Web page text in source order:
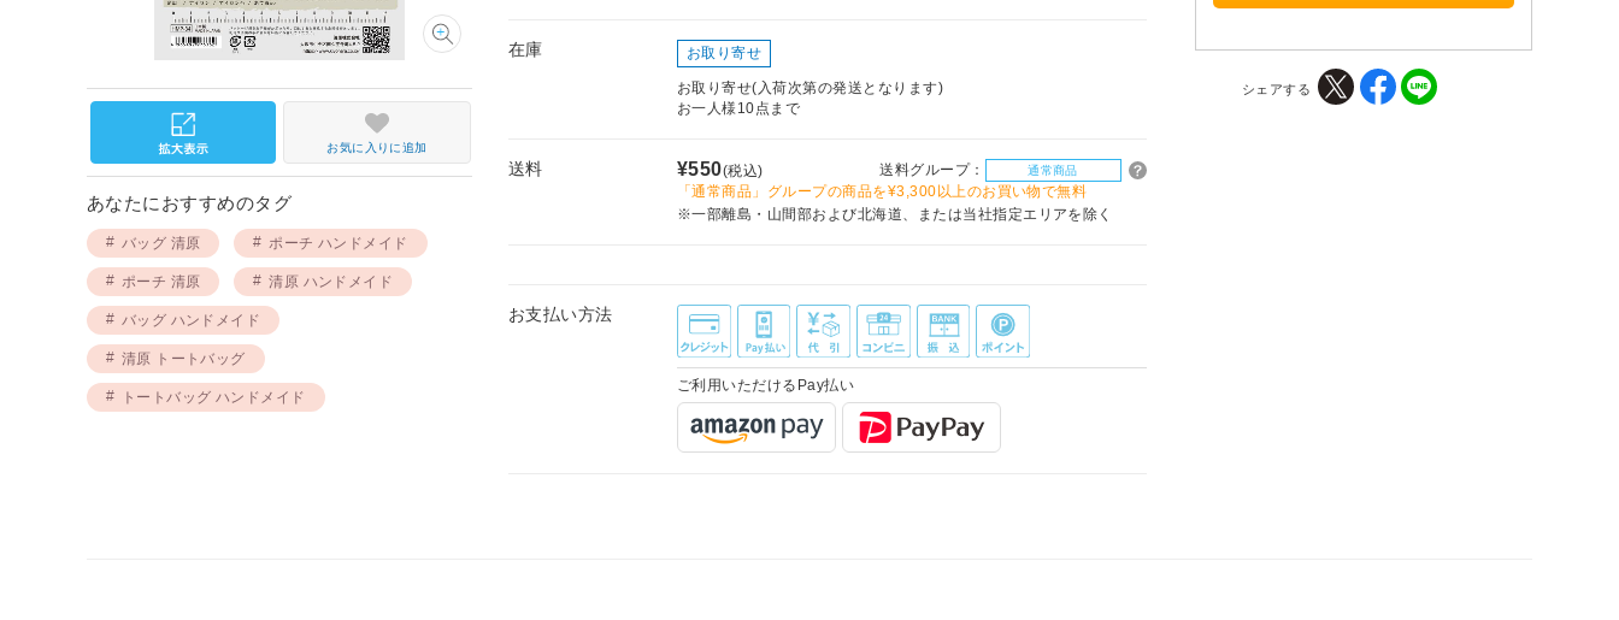
在庫 お取り寄せ
お取り寄せ(入荷次第の発送となります)
お一人様10点まで
送料 ¥550(税込) 送料グループ： 通常商品
「通常商品」グループの商品を¥3,300以上のお買い物で無料
※一部離島・山間部および北海道、または当社指定エリアを除く
お支払い方法
ご利用いただけるPay払い
お気に入りに追加
あなたにおすすめのタグ
バッグ 清原 ポーチ ハンドメイド
ポーチ 清原 清原 ハンドメイド
バッグ ハンドメイド
清原 トートバッグ
トートバッグ ハンドメイド
シェアする